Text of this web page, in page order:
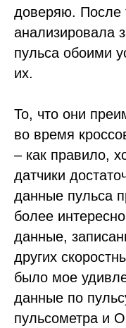
доверяю. После
анализировала
пульса обоими
их.
То, что они
во время
– как правило,
датчики
данные пульса
более
данные,
других
было мое
данные по
пульсометра и